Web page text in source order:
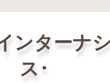
ンターナ
ス･